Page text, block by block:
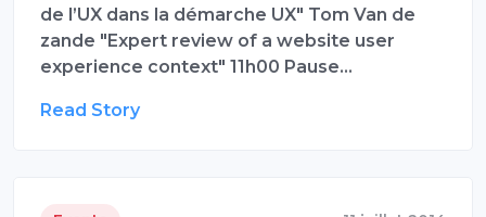
de l’UX dans la démarche UX" Tom Van de
zande "Expert review of a website user
experience context" 11h00 Pause…
Read Story